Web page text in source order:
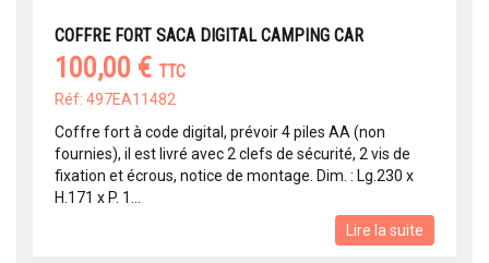
COFFRE FORT SACA DIGITAL CAMPING CAR
100,00 € TTC
Réf: 497EA11482
Coffre fort à code digital, prévoir 4 piles AA (non
fournies), il est livré avec 2 clefs de sécurité, 2 vis de
fixation et écrous, notice de montage. Dim. : Lg.230 x
H.171 x P. 1...
Lire la suite